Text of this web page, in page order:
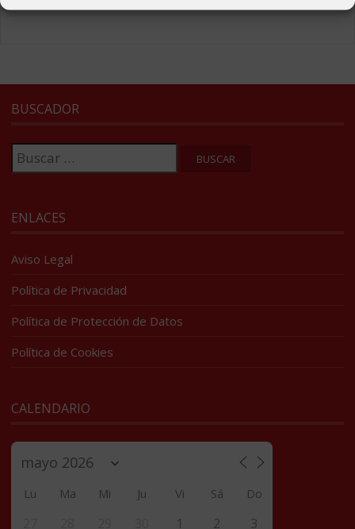
BUSCADOR
Buscar:
ENLACES
Aviso Legal
Política de Privacidad
Política de Protección de Datos
Política de Cookies
CALENDARIO
Lu Ma Mi Ju Vi Sá Do
1 2 3